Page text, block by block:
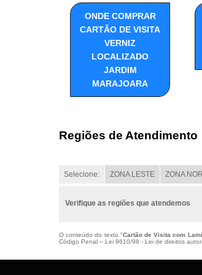
ONDE COMPRAR
CARTÃO DE VISITA
VERNIZ
LOCALIZADO
JARDIM
MARAJOARA
Regiões de Atendimento
Selecione: ZONA LESTE ZONA
Verifique as regiões que atendemos
O conteúdo do texto "Cartão de Visita com
Código Penal – Lei 9610/98 - Lei de direitos